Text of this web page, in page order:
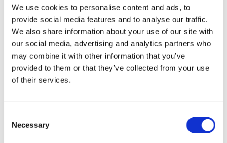
We use cookies to personalise content and ads, to
provide social media features and to analyse our traffic.
We also share information about your use of our site with
our social media, advertising and analytics partners who
may combine it with other information that you’ve
provided to them or that they’ve collected from your use
of their services.
Selection
Necessary